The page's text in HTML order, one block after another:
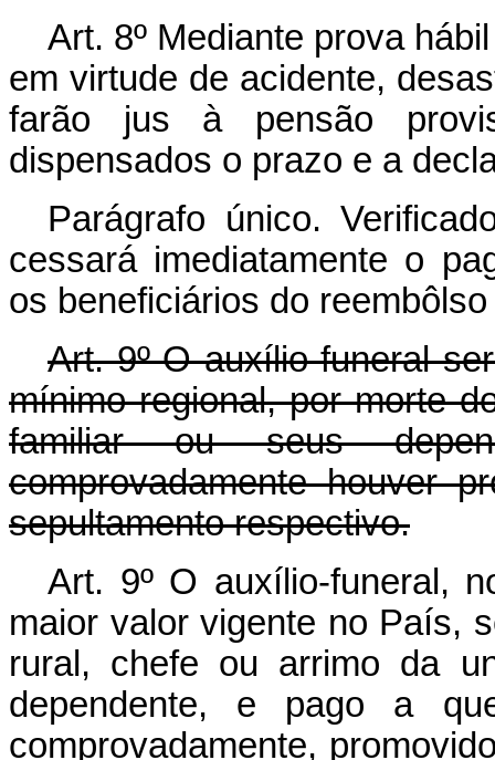
Art. 8º Mediante prova
em virtude de acidente,
farão jus à pensão
dispensados o prazo e a
Parágrafo único.
cessará imediatamente o
os beneficiários do
Art. 9º O auxílio-funeral
mínimo regional, por morte
familiar ou seus
comprovadamente houver
sepultamento respectivo.
Art. 9º O auxílio-funeral,
maior valor vigente no País,
rural, chefe ou arrimo da
dependente, e pago a
comprovadamente,